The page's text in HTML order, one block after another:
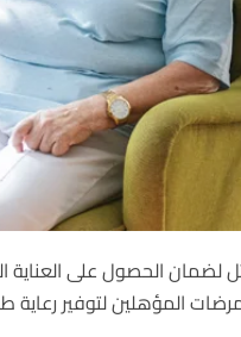
لضمان الحصول على العناية
المؤهلين لتوفير رعاية